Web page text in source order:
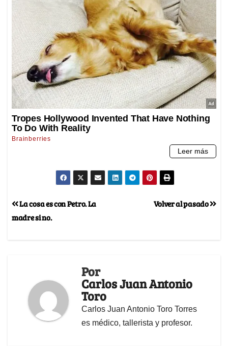
Volver al pasado
La cosa es con Petro. La
madre si no.
Por
Carlos Juan Antonio
Toro
Carlos Juan Antonio Toro Torres
es médico, tallerista y profesor.